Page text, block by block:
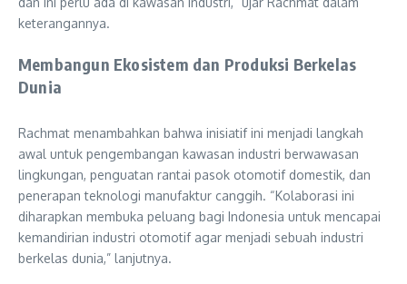
keterangannya.
Membangun Ekosistem dan Produksi Berkelas
Dunia
Rachmat menambahkan bahwa inisiatif ini menjadi langkah
awal untuk pengembangan kawasan industri berwawasan
lingkungan, penguatan rantai pasok otomotif domestik, dan
penerapan teknologi manufaktur canggih. “Kolaborasi ini
diharapkan membuka peluang bagi Indonesia untuk mencapai
kemandirian industri otomotif agar menjadi sebuah industri
berkelas dunia,” lanjutnya.